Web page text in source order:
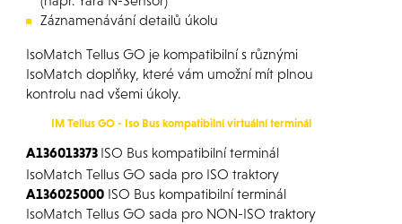
Záznamenávání detailů úkolu
IsoMatch Tellus GO je kompatibilní s různými
IsoMatch doplňky, které vám umožní mít plnou
kontrolu nad všemi úkoly.
IM Tellus GO - Iso Bus kompatibilní virtuální terminál
A136013373 ISO Bus kompatibilní terminál
IsoMatch Tellus GO sada pro ISO traktory
A136025000ISO Bus kompatibilní terminál
IsoMatch Tellus GO sada pro NON-ISO traktory